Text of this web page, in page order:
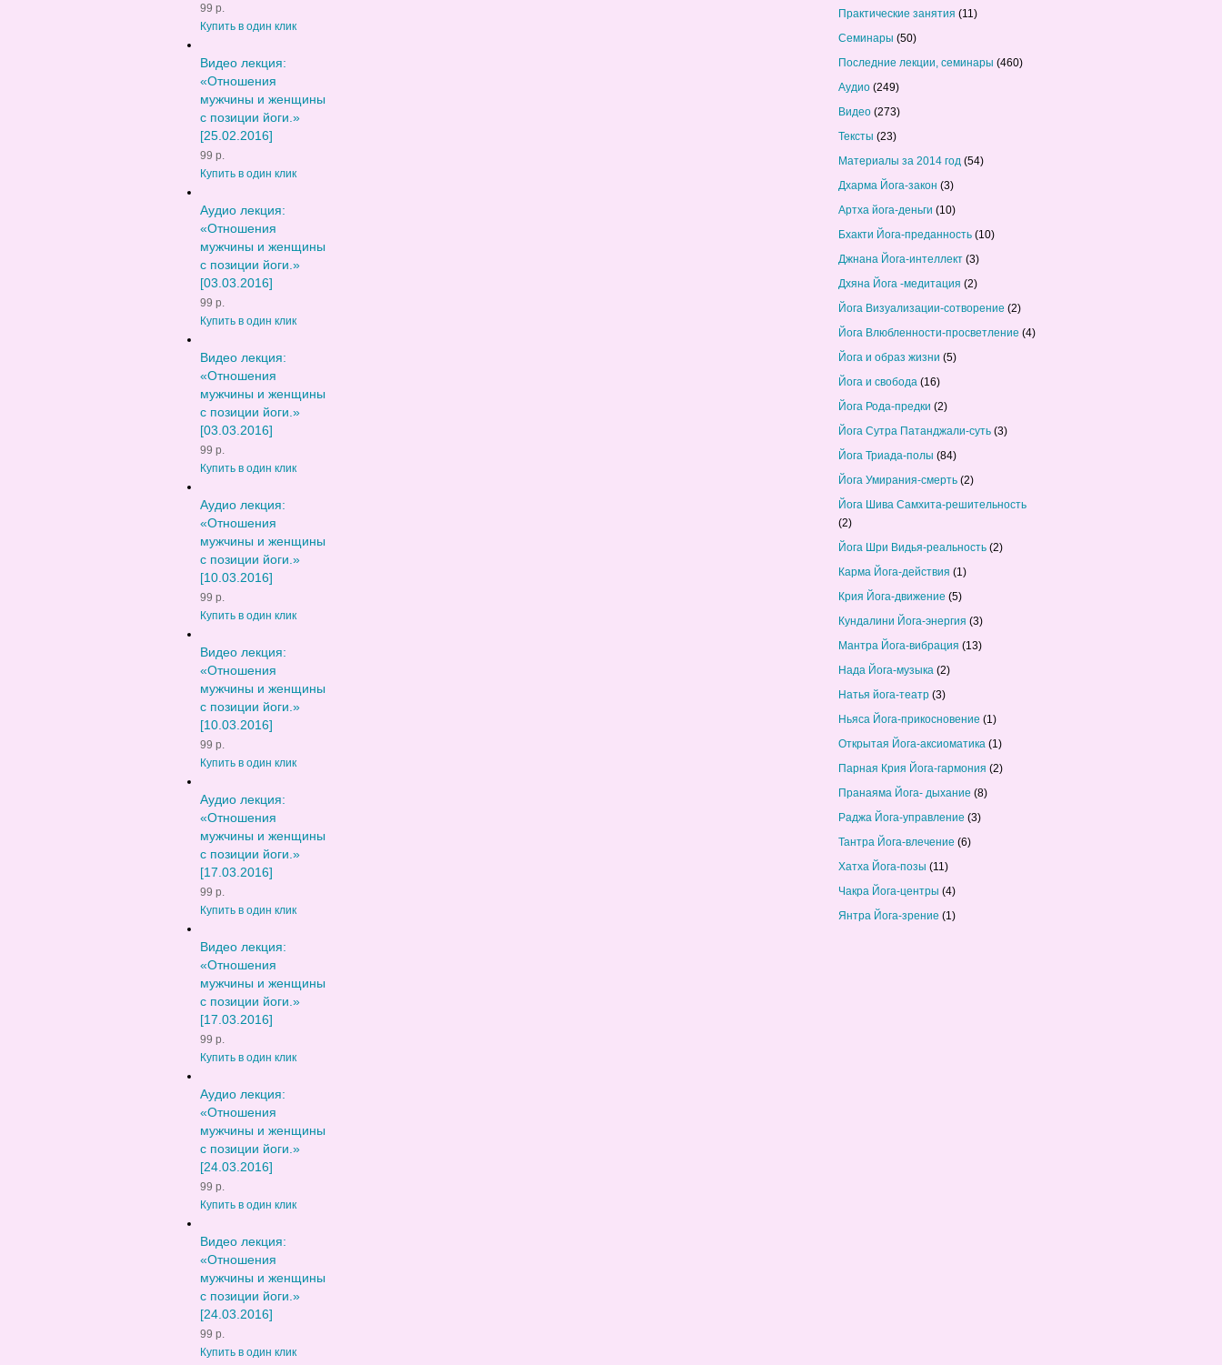
99 р.
Купить в один клик
Видео лекция:
«Отношения
мужчины и женщины
с позиции йоги.»
[25.02.2016]
99 р.
Купить в один клик
Аудио лекция:
«Отношения
мужчины и женщины
с позиции йоги.»
[03.03.2016]
99 р.
Купить в один клик
Видео лекция:
«Отношения
мужчины и женщины
с позиции йоги.»
[03.03.2016]
99 р.
Купить в один клик
Аудио лекция:
«Отношения
мужчины и женщины
с позиции йоги.»
[10.03.2016]
99 р.
Купить в один клик
Видео лекция:
«Отношения
мужчины и женщины
с позиции йоги.»
[10.03.2016]
99 р.
Купить в один клик
Аудио лекция:
«Отношения
мужчины и женщины
с позиции йоги.»
[17.03.2016]
99 р.
Купить в один клик
Видео лекция:
«Отношения
мужчины и женщины
с позиции йоги.»
[17.03.2016]
99 р.
Купить в один клик
Аудио лекция:
«Отношения
мужчины и женщины
с позиции йоги.»
[24.03.2016]
99 р.
Купить в один клик
Видео лекция:
«Отношения
мужчины и женщины
с позиции йоги.»
[24.03.2016]
99 р.
Купить в один клик
Практические занятия (11)
Семинары (50)
Последние лекции, семинары (460)
Аудио (249)
Видео (273)
Тексты (23)
Материалы за 2014 год (54)
Дхарма Йога-закон (3)
Артха йога-деньги (10)
Бхакти Йога-преданность (10)
Джнана Йога-интеллект (3)
Дхяна Йога -медитация (2)
Йога Визуализации-сотворение (2)
Йога Влюбленности-просветление (4)
Йога и образ жизни (5)
Йога и свобода (16)
Йога Рода-предки (2)
Йога Сутра Патанджали-суть (3)
Йога Триада-полы (84)
Йога Умирания-смерть (2)
Йога Шива Самхита-решительность
(2)
Йога Шри Видья-реальность (2)
Карма Йога-действия (1)
Крия Йога-движение (5)
Кундалини Йога-энергия (3)
Мантра Йога-вибрация (13)
Нада Йога-музыка (2)
Натья йога-театр (3)
Ньяса Йога-прикосновение (1)
Открытая Йога-аксиоматика (1)
Парная Крия Йога-гармония (2)
Пранаяма Йога- дыхание (8)
Раджа Йога-управление (3)
Тантра Йога-влечение (6)
Хатха Йога-позы (11)
Чакра Йога-центры (4)
Янтра Йога-зрение (1)